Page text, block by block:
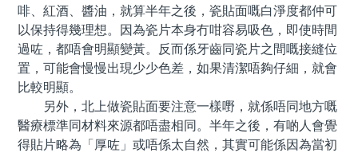
啡、紅酒、醬油，就算半年之後，瓷貼面嘅白淨度都仲可
以保持得幾理想。因為瓷片本身冇咁容易吸色，即使時間
過咗，都唔會明顯變黃。反而係牙齒同瓷片之間嘅接縫位
置，可能會慢慢出現少少色差，如果清潔唔夠仔細，就會
比較明顯。
另外，北上做瓷貼面要注意一樣嘢，就係唔同地方嘅
醫療標準同材料來源都唔盡相同。半年之後，有啲人會覺
得貼片略為「厚咗」或唔係太自然，其實可能係因為當初